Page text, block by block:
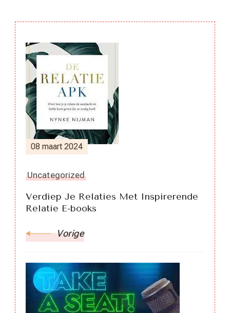
Berichtnavigatie
08 maart 2024
Uncategorized
Verdiep Je Relaties Met Inspirerende
Relatie E-books
Vorige